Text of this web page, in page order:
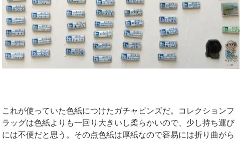
これが使っていた色紙につけたガチャピンズだ。コレクションフ
ラッグは色紙よりも一回り大きいし柔らかいので、少し持ち運び
には不便だと思う。その点色紙は厚紙なので容易には折り曲がら